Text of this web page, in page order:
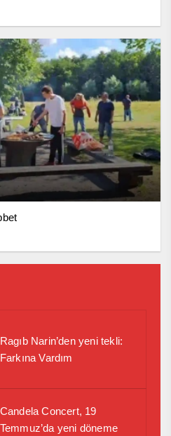
Ragıb Narin’den yeni tekli:
Farkına Vardım
Candela Concert, 19
Temmuz’da yeni döneme